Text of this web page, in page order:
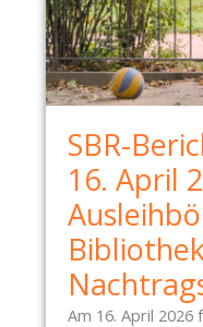
SBR-
16. April
Am 16. April 2026